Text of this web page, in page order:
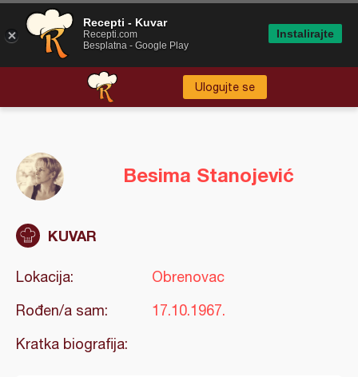
Ulogujte se
Besima Stanojević
KUVAR
Lokacija:
Obrenovac
Rođen/a sam:
17.10.1967.
Kratka biografija:
Recepti - Kuvar
Recepti.com
Besplatna - Google Play
Instalirajte